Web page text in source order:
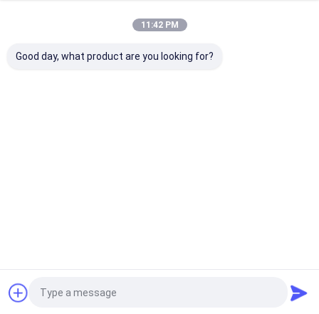
ভিডিও
সাইট ম্যাপ
গোপনীয়তা নীতি
SEALING CO.,LTD. All Rights Reserved.
11:42 PM
Good day, what product are you looking for?